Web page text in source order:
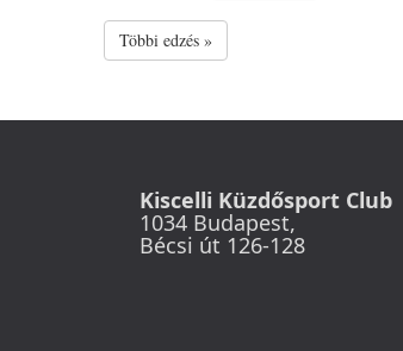
Többi edzés »
Kiscelli Küzdősport Club
1034 Budapest,
Bécsi út 126-128